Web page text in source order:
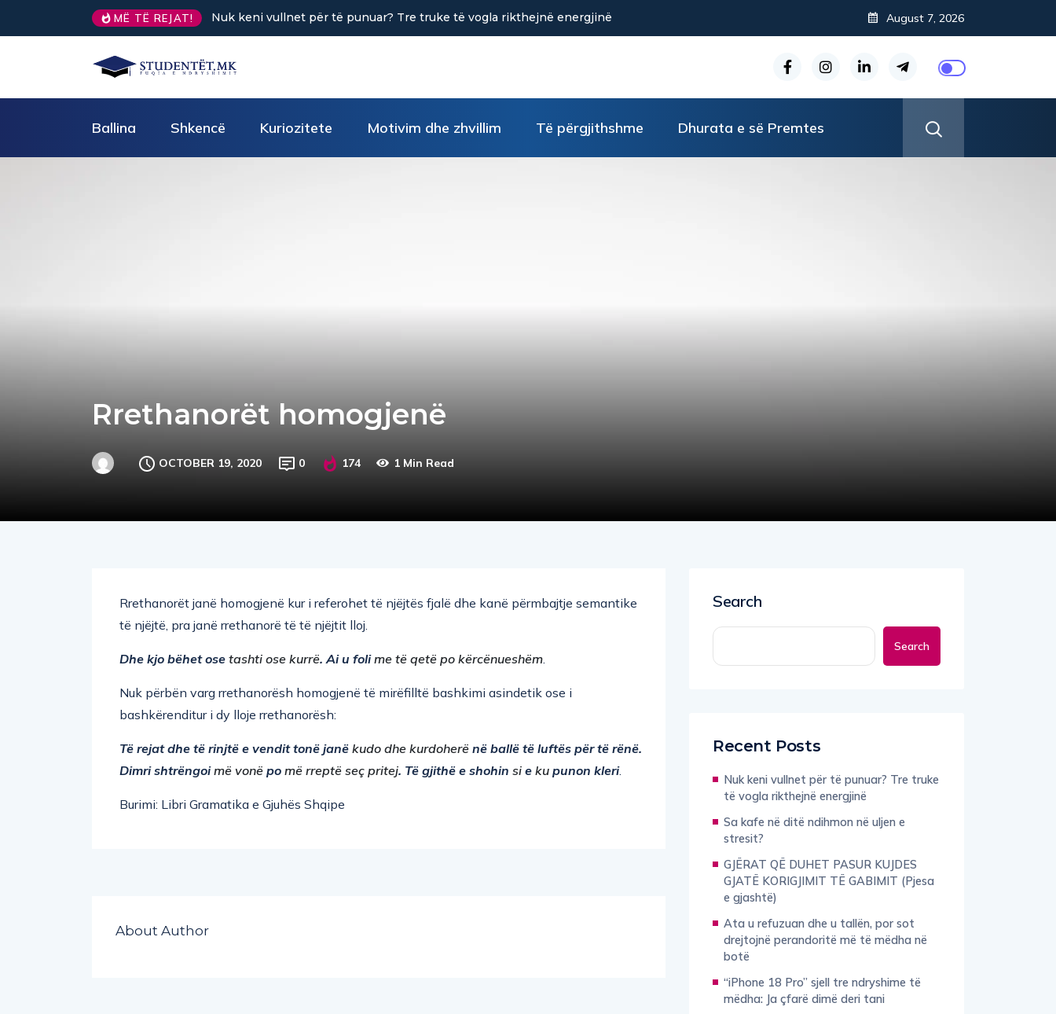
MË TË REJAT!
Nuk keni vullnet për të punuar? Tre truke të vogla rikthejnë energjinëSa kafe në ditë ndihmon në uljen e stresit? August 7, 2026
Ballina Shkencë Kuriozitete Motivim dhe zhvillim Të përgjithshme Dhurata e së Premtes
Rrethanorët homogjenë
OCTOBER 19, 2020 0 174 1 Min Read
Rrethanorët janë homogjenë kur i referohet të njëjtës fjalë dhe kanë përmbajtje semantike
të njëjtë, pra janë rrethanorë të të njëjtit lloj.
Dhe kjo bëhet ose tashti ose kurrë. Ai u folime të qetë po kërcënueshëm
Nuk përbën varg rrethanorësh homogjenë të mirëfilltë bashkimi asindetik ose i
bashkërenditur i dy lloje rrethanorësh:
Të rejat dhe të rinjtë e vendit tonë janë kudo dhe kurdoherë në ballë të luftës për të rënë.
Dimri shtrëngoimë vonë po më rreptë seç pritej. Të gjithë e shohin si e ku punon kleri.
Burimi: Libri Gramatika e Gjuhës Shqipe
About Author
Search
Search
Recent Posts
Nuk keni vullnet për të punuar? Tre truke
të vogla rikthejnë energjinë
Sa kafe në ditë ndihmon në uljen e
stresit?
GJËRAT QË DUHET PASUR KUJDES
GJATË KORIGJIMIT TË GABIMIT (Pjesa
e gjashtë)
Ata u refuzuan dhe u tallën, por sot
drejtojnë perandoritë më të mëdha në
botë
“iPhone 18 Pro” sjell tre ndryshime të
mëdha: Ja çfarë dimë deri tani